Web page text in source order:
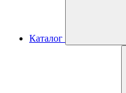
Каталог